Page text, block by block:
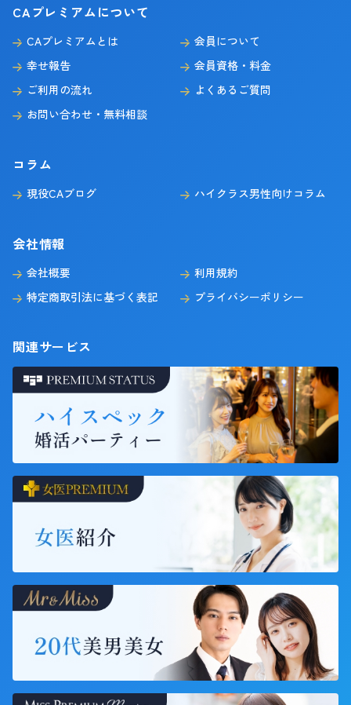
CAプレミアムについて
CAプレミアムとは
会員について
幸せ報告
会員資格・料金
ご利用の流れ
よくあるご質問
お問い合わせ・無料相談
コラム
現役CAブログ ハイクラス男性向けコラム
会社情報
会社概要
利用規約
特定商取引法に基づく表記
プライバシーポリシー
関連サービス